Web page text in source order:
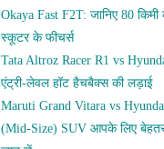
Okaya Fast F2T: जानिए 80
स्कूटर के फीचर्स
Tata Altroz Racer R1 vs
एंट्री-लेवल हॉट हैचबैक्स की लड़ाई
Maruti Grand Vitara vs
(Mid-Size) SUV आपके लिए